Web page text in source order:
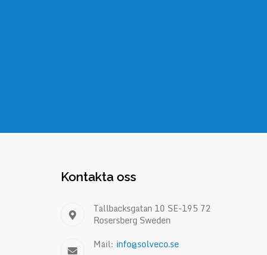
Kontakta oss
Tallbacksgatan 10 SE-195 72
Rosersberg Sweden
Mail: info@solveco.se